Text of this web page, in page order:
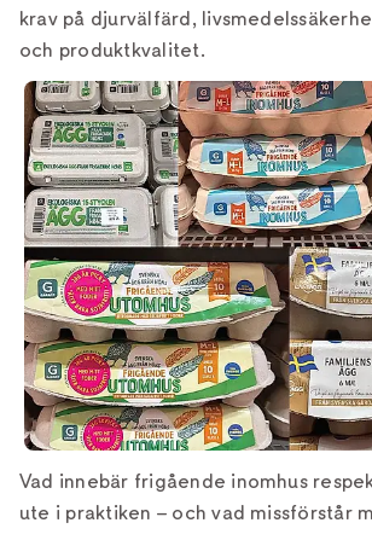
krav på djurvälfärd,
och produktkvalitet.
Vad innebär frigående inomhus
ute i praktiken – och vad missförstår